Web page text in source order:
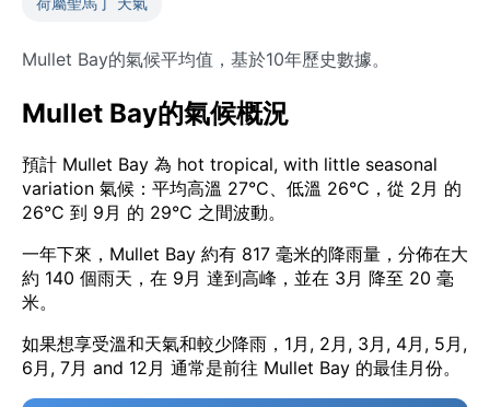
Mullet Bay的氣候平均值，基於10年歷史數據。
Mullet Bay的氣候概況
預計 Mullet Bay 為 hot tropical, with little seasonal
variation 氣候：平均高溫 27°C、低溫 26°C，從 2月 的
26°C 到 9月 的 29°C 之間波動。
一年下來，Mullet Bay 約有 817 毫米的降雨量，分佈在大
約 140 個雨天，在 9月 達到高峰，並在 3月 降至 20 毫
米。
如果想享受溫和天氣和較少降雨，1月, 2月, 3月, 4月, 5月,
6月, 7月 and 12月 通常是前往 Mullet Bay 的最佳月份。